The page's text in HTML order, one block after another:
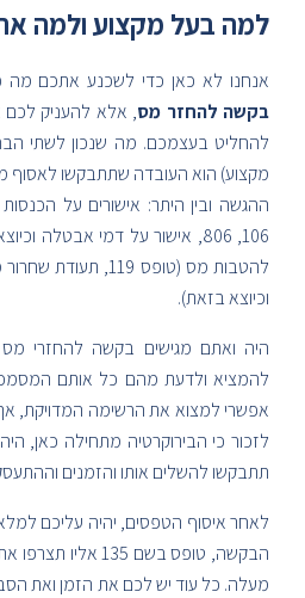
למה בעל מקצוע ולמה
אנחנו לא כאן כדי לשכנע אתכם מה
בקשה להחזר מס, אלא להעניק
להחליט בעצמכם. מה שנכון לשתי
מקצוע) הוא העובדה שתתבקשו לאסוף
ההגשה ובין היתר: אישורים על
106, 806, אישור על דמי אבטלה
להטבות מס (טופס
וכיוצא בזאת).
היה ואתם מגישים בקשה להחזרי מס
להמציא ולדעת מהם כל אותם
אפשרי למצוא את הרשימה המדויקת,
לזכור כי הבירוקרטיה מתחילה כאן,
תתבקשו להשלים אותו והזמנים
לאחר איסוף הטפסים, יהיה עליכם
הבקשה, טופס בשם
מעלה. כל עוד יש לכם את הזמן ואת